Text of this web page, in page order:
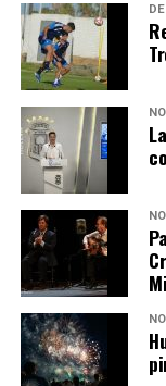
4º DÍA DE LAS
hace 6 días·